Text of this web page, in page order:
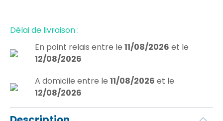
Délai de livraison :
En point relais entre le 11/08/2026 et le
12/08/2026
A domicile entre le 11/08/2026 et le
12/08/2026